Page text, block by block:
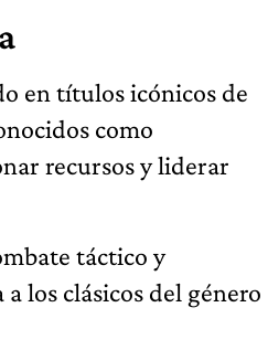
en títulos icónicos de
como
recursos y liderar
táctico y
los clásicos del género